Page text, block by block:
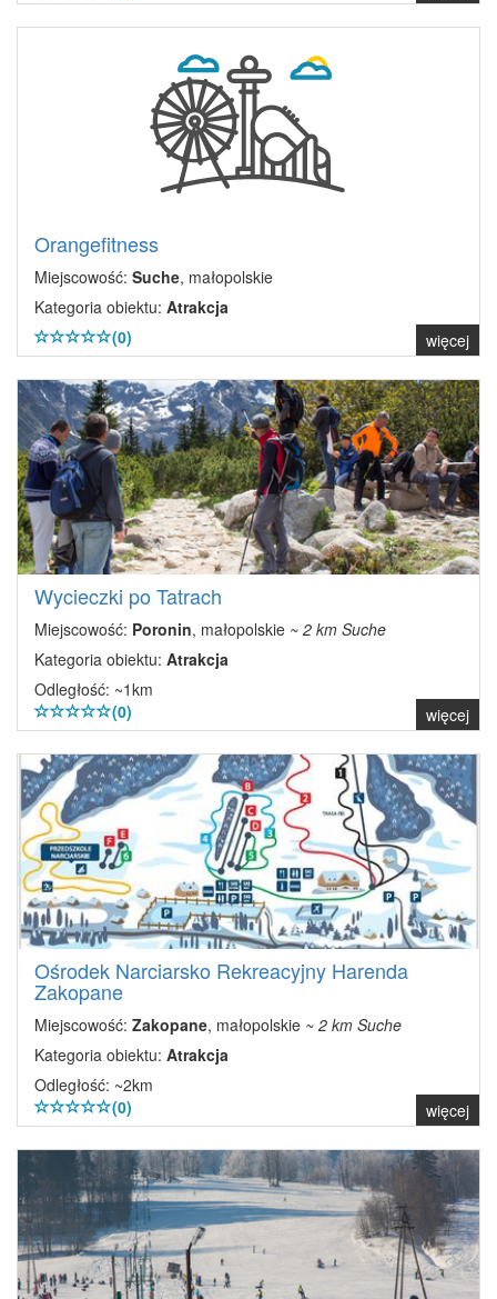
Orangefitness
Miejscowość: Suche, małopolskie
Kategoria obiektu: Atrakcja
(0)
więcej
Wycieczki po Tatrach
Miejscowość: Poronin, małopolskie ~ 2 km Suche
Kategoria obiektu: Atrakcja
Odległość: ~1km
(0)
więcej
Ośrodek Narciarsko Rekreacyjny Harenda
Zakopane
Miejscowość: Zakopane, małopolskie ~ 2 km Suche
Kategoria obiektu: Atrakcja
Odległość: ~2km
(0)
więcej